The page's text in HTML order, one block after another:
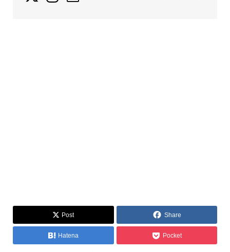
Post Share
Hatena Pocket